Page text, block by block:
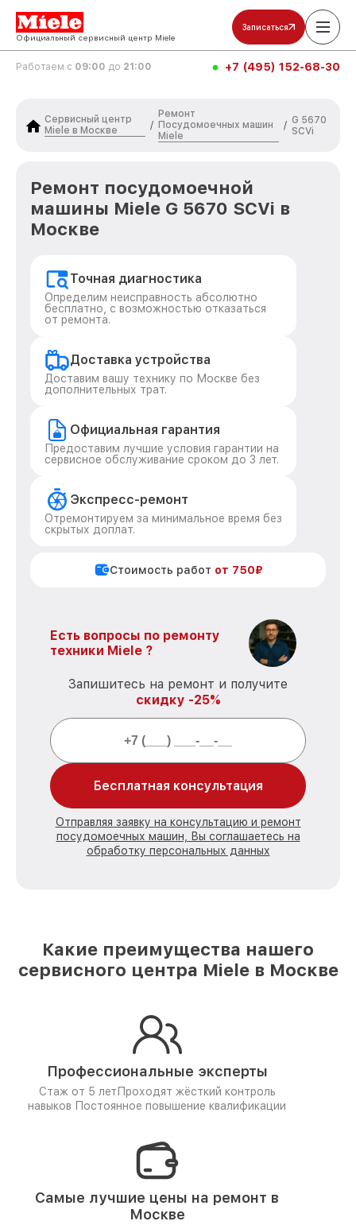
Официальный сервисный центр Miele
Записаться
Работаем с 09:00 до 21:00 +7 (495) 152-68-30
Сервисный центр
Miele в Москве
/
Ремонт
Посудомоечных машин
Miele
/ G 5670
SCVi
Ремонт посудомоечной
машины Miele G 5670 SCVi в
Москве
Точная диагностика
Определим неисправность абсолютно
бесплатно, с возможностью отказаться
от ремонта.
Доставка устройства
Доставим вашу технику по Москве без
дополнительных трат.
Официальная гарантия
Предоставим лучшие условия гарантии на
сервисное обслуживание сроком до 3 лет.
Экспресс-ремонт
Отремонтируем за минимальное время без
скрытых доплат.
Стоимость работ от 750₽
Есть вопросы по ремонту
техники Miele ?
Запишитесь на ремонт и получите
скидку -25%
Бесплатная консультация
Отправляя заявку на консультацию и ремонт
посудомоечных машин, Вы соглашаетесь на
обработку персональных данных
Какие преимущества нашего
сервисного центра Miele в Москве
Профессиональные эксперты
Стаж от 5 лет Проходят жёсткий контроль
навыков Постоянное повышение квалификации
Самые лучшие цены на ремонт в
Москве